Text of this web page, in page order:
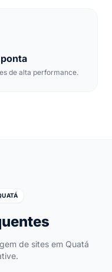
de alta performance.
de sites em Quatá